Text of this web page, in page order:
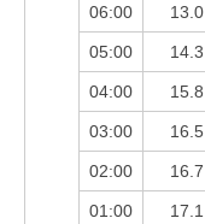
06:00 13.0
05:00 14.3
04:00 15.8
03:00 16.5
02:00 16.7
01:00 17.1